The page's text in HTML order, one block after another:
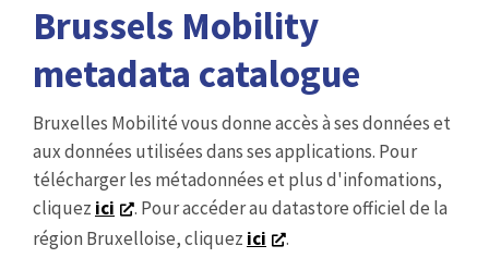
Brussels Mobility
metadata catalogue
Bruxelles Mobilité vous donne accès à ses données et
aux données utilisées dans ses applications. Pour
télécharger les métadonnées et plus d'infomations,
cliquez ici
. Pour accéder au datastore officiel de la
région Bruxelloise, cliquez ici .